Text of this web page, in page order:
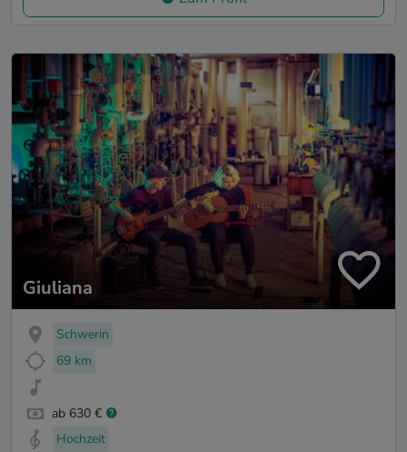
Giuliana
Schwerin
69 km
ab 630 €
Hochzeit